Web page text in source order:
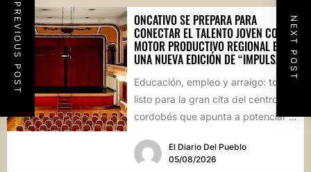
PREVIOUS POST NEXT POST
ONCATIVO SE PREPARA PARA
CONECTAR EL TALENTO JOVEN CON EL
MOTOR PRODUCTIVO REGIONAL EN
UNA NUEVA EDICIÓN DE “IMPULSA”
Educación, empleo y arraigo: todo
listo para la gran cita del centro
cordobés que apunta a potenciar el
El Diario Del Pueblo
05/08/2026